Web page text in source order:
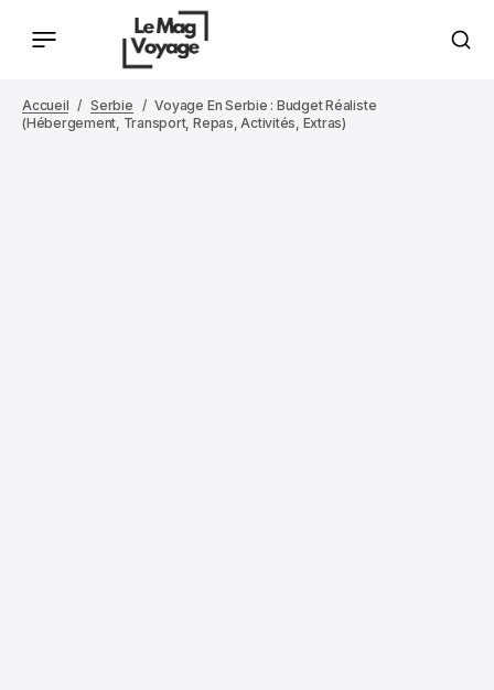
Accueil Serbie
Voyage En Serbie : Budget Réaliste
(hébergement, Transport, Repas, Activités, Extras)